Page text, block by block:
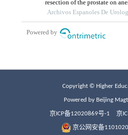
Copyright © Higher
Powered by Beijing
京ICP备12020869号-1 京
京公网安备